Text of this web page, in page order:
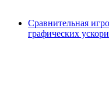
Сравнительная
графических